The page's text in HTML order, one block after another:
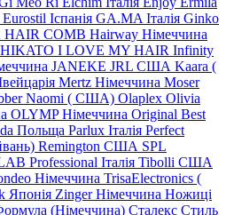
Eurostil Іспанія GA.MA Італія Ginko
HAIR COMB Hairway Німеччина
HIKATO I LOVE MY HAIR Infinity
JANEKE JRL США Kaara (
Mertz Німеччина Moser
Naomi ( США) Olaplex Olivia
OLYMP Німеччина Original Best
Польща Parlux Італія Perfect
Remington США SPL
Professional Італія Tibolli США
Німеччина TrisaElectronics (
Японія Zinger Німеччина Ножиці
(Німеччина) Сталекс Стиль